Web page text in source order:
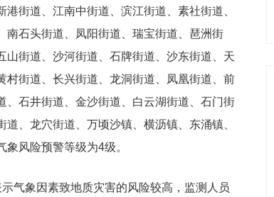
街道、江南中街道、滨江街道、素社街道、
南石头街道、凤阳街道、瑞宝街道、琶洲街
街道、沙河街道、石牌街道、沙东街道、天
街道、长兴街道、龙洞街道、凤凰街道、前
石井街道、金沙街道、白云湖街道、石门街
、龙穴街道、万顷沙镇、横沥镇、东涌镇、
风险预警等级为4级。
气象因素致地质灾害的风险较高，监测人员